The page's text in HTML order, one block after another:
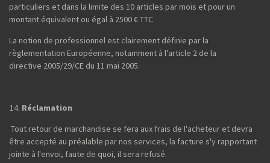
particuliers et dans la limite des 10 articles par mois et pour un
montant équivalent ou égal à 2500 € TTC
La notion de professionnel est clairement définie par la
règlementation Européenne, notamment à l'article 2 de la
directive 2005/29/CE du 11 mai 2005.
Réclamation
Tout retour de marchandise se fera aux frais de l'acheteur et devra
être accepté au préalable par nos services, la facture s'y rapportant
jointe à l'envoi, faute de quoi, il sera refusé.